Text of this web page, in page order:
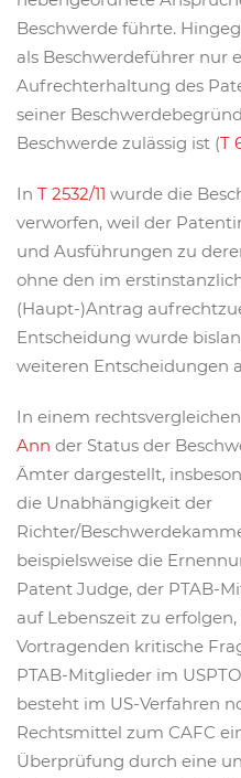
Beschwerde führte.
als Beschwerdeführer nur
Aufrechterhaltung des
seiner
Beschwerde zulässig ist (T
In T 2532/11 wurde die
verworfen, weil der
und Ausführungen zu
ohne den im
(Haupt-)Antrag
Entscheidung wurde
weiteren Entscheidungen
In einem
Ann der Status der
Ämter dargestellt,
die Unabhängigkeit der
Richter/
beispielsweise die
Patent Judge, der PTAB-
auf Lebenszeit zu
Vortragenden kritische
PTAB-Mitglieder im
besteht im US-Verfahren
Rechtsmittel zum CAFC
Überprüfung durch eine